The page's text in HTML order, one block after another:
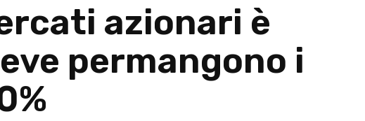
azionari è
permangono i